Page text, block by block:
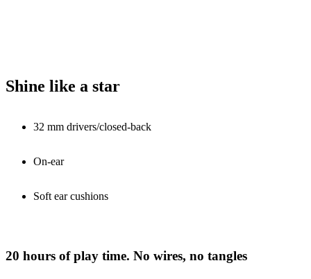
Shine like a star
32 mm drivers/closed-back
On-ear
Soft ear cushions
20 hours of play time. No wires, no tangles